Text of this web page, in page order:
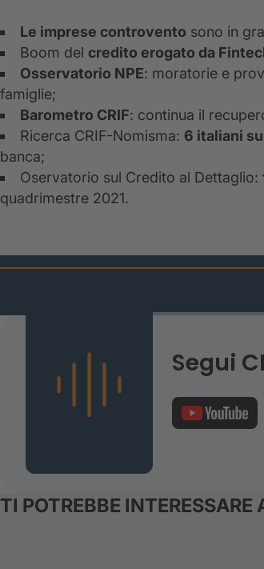
Le imprese controvento sono in
Boom del credito erogato da
Osservatorio NPE: moratorie e
famiglie;
Barometro CRIF: continua il
Ricerca CRIF-Nomisma: 6 italiani
banca;
Oservatorio sul Credito al Dettaglio:
quadrimestre 2021.
Segui
TI POTREBBE INTERESSARE